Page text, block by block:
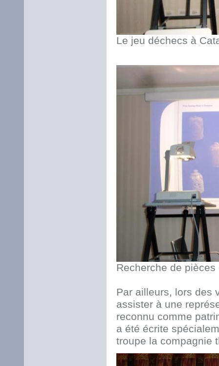
Le jeu déchecs à
Recherche de
Par ailleurs, lors des
assister à une
reconnu comme
a été écrite
troupe la compagnie